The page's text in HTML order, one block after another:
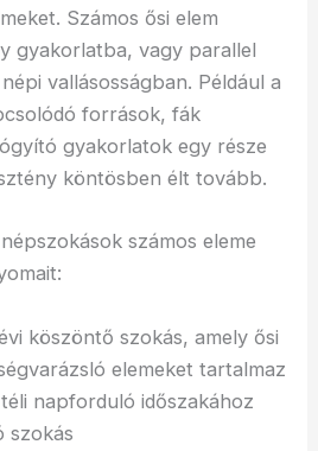
Számos ősi elem
gyakorlatba, vagy parallel
vallásosságban. Például a
források, fák
gyakorlatok egy része
köntösben élt tovább.
számos eleme
köszöntő szokás, amely ősi
elemeket tartalmaz
napforduló időszakához
szokás